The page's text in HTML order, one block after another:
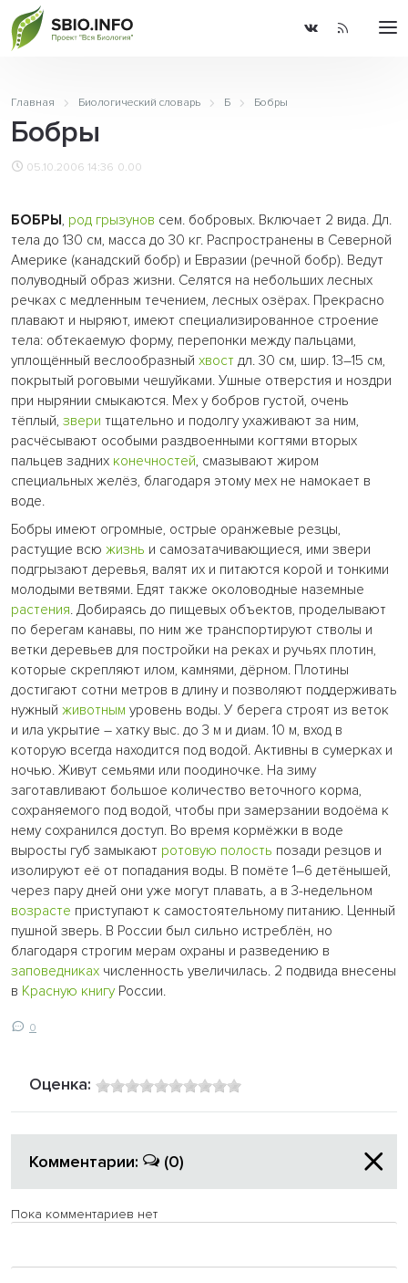
Главная Биологический словарь Б Бобры
Бобры
05.10.2006 14:36 0.00
БОБРЫ, род грызунов сем. бобровых. Включает 2 вида. Дл.
тела до 130 см, масса до 30 кг. Распространены в Северной
Америке (канадский бобр) и Евразии (речной бобр). Ведут
полуводный образ жизни. Селятся на небольших лесных
речках с медленным течением, лесных озёрах. Прекрасно
плавают и ныряют, имеют специализированное строение
тела: обтекаемую форму, перепонки между пальцами,
уплощённый веслообразный хвост дл. 30 см, шир. 13–15 см,
покрытый роговыми чешуйками. Ушные отверстия и ноздри
при нырянии смыкаются. Мех у бобров густой, очень
тёплый, звери тщательно и подолгу ухаживают за ним,
расчёсывают особыми раздвоенными когтями вторых
пальцев задних конечностей, смазывают жиром
специальных желёз, благодаря этому мех не намокает в
воде.
Бобры имеют огромные, острые оранжевые резцы,
растущие всю жизнь и самозатачивающиеся, ими звери
подгрызают деревья, валят их и питаются корой и тонкими
молодыми ветвями. Едят также околоводные наземные
растения. Добираясь до пищевых объектов, проделывают
по берегам канавы, по ним же транспортируют стволы и
ветки деревьев для постройки на реках и ручьях плотин,
которые скрепляют илом, камнями, дёрном. Плотины
достигают сотни метров в длину и позволяют поддерживать
нужный животным уровень воды. У берега строят из веток
и ила укрытие – хатку выс. до 3 м и диам. 10 м, вход в
которую всегда находится под водой. Активны в сумерках и
ночью. Живут семьями или поодиночке. На зиму
заготавливают большое количество веточного корма,
сохраняемого под водой, чтобы при замерзании водоёма к
нему сохранился доступ. Во время кормёжки в воде
выросты губ замыкают ротовую полость позади резцов и
изолируют её от попадания воды. В помёте 1–6 детёнышей,
через пару дней они уже могут плавать, а в 3-недельном
возрасте приступают к самостоятельному питанию. Ценный
пушной зверь. В России был сильно истреблён, но
благодаря строгим мерам охраны и разведению в
заповедниках численность увеличилась. 2 подвида внесены
в Красную книгуРоссии.
0
Оценка:
Комментарии: (0)
Пока комментариев нет